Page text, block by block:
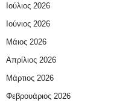
Ιούλιος 2026
Ιούνιος 2026
Μάιος 2026
Απρίλιος 2026
Μάρτιος 2026
Φεβρουάριος 2026